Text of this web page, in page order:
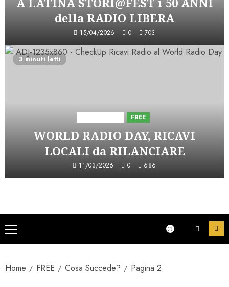
della RADIO LIBERA
15/04/2026 0 703
3 minuti letti
FREE
WORLD RADIO DAY, RICAVI
LOCALI da RILANCIARE
11/03/2026 0 686
Menu
principale
Home FREE Cosa Succede? Pagina 2